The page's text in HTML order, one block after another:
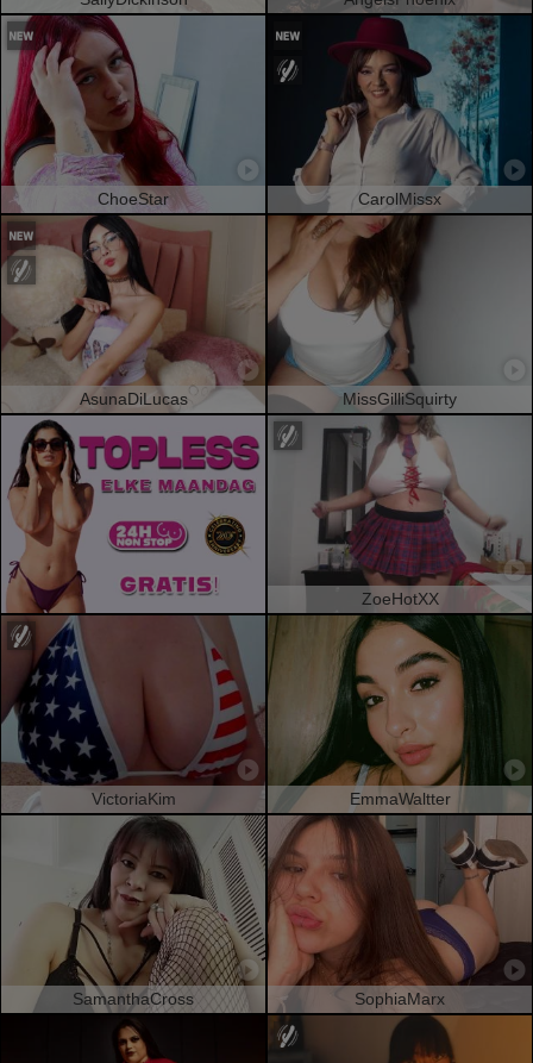
ChoeStar CarolMissx
AsunaDiLucas MissGilliSquirty
ZoeHotXX
VictoriaKim EmmaWaltter
SamanthaCross SophiaMarx